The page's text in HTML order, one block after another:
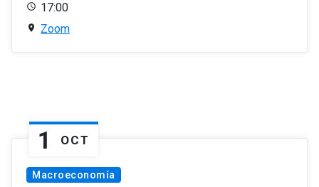
17:00
Zoom
1 OCT
Macroeconomía